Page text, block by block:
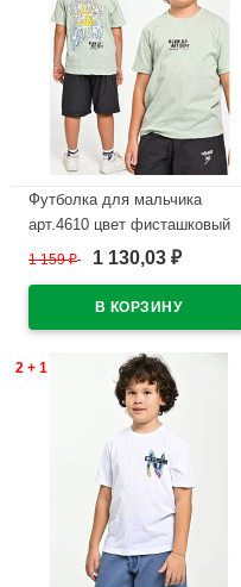
Футболка для мальчика
арт.4610 цвет фисташковый
В наличии
1 159₽ 1 130,03 ₽
2 + 1